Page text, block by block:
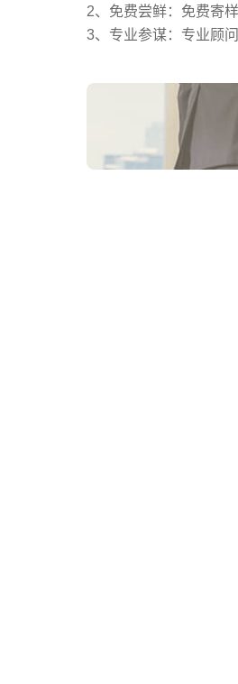
2、免费尝鲜：免费寄
3、专业参谋：专业顾